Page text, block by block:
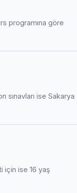
programına göre
sınavları ise Sakarya
için ise 16 yaş